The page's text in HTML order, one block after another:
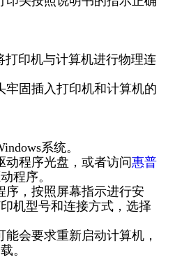
印机与计算机进行物理连
固插入打印机和计算机的
系统。
程序光盘，或者访问惠普
程序。
，按照屏幕指示进行安
机型号和连接方式，选择
会要求重新启动计算机，
。